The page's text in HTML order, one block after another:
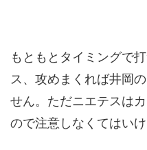
もともとタイミングで
ス、攻めまくれば井岡
せん。ただニエテスは
ので注意しなくてはいけ